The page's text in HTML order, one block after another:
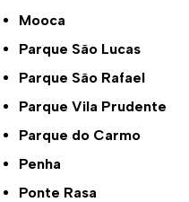
Mooca
Parque São Lucas
Parque São Rafael
Parque Vila Prudente
Parque do Carmo
Penha
Ponte Rasa